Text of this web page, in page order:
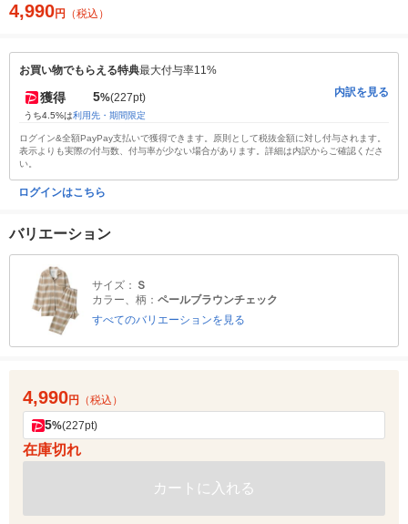
4,990円 （税込）
お買い物でもらえる特典最大付与率11%
獲得 5%(227pt)
うち4.5%は利用先・期間限定
内訳を見る
ログイン&全額PayPay支払いで獲得できます。原則として税抜金額に対し付与されます。
表示よりも実際の付与数、付与率が少ない場合があります。詳細は内訳からご確認くださ
い。
ログインはこちら
バリエーション
サイズ： Ｓ
カラー、柄： ペールブラウンチェック
すべてのバリエーションを見る
4,990円 （税込）
5%(227pt)
在庫切れ
カートに入れる